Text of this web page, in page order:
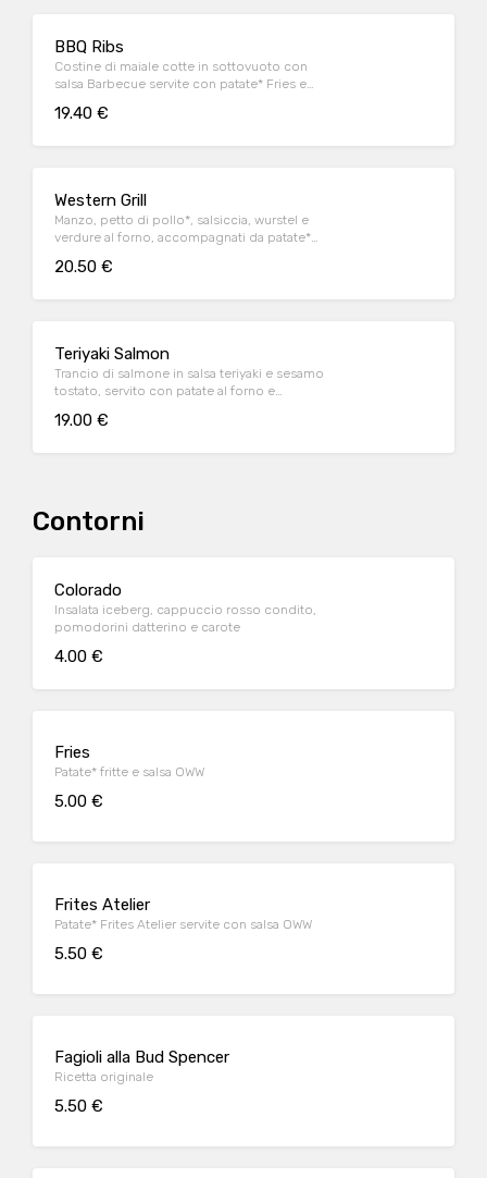
BBQ Ribs
Costine di maiale cotte in sottovuoto con
salsa Barbecue servite con patate* Fries e
19.40 €
Western Grill
Manzo, petto di pollo*, salsiccia, wurstel e
verdure al forno, accompagnati da patate*
20.50 €
Teriyaki Salmon
Trancio di salmone in salsa teriyaki e sesamo
tostato, servito con patate al forno e
19.00 €
Contorni
Colorado
Insalata iceberg, cappuccio rosso condito,
pomodorini datterino e carote
4.00 €
Fries
Patate* fritte e salsa OWW
5.00 €
Frites Atelier
Patate* Frites Atelier servite con salsa OWW
5.50 €
Fagioli alla Bud Spencer
Ricetta originale
5.50 €